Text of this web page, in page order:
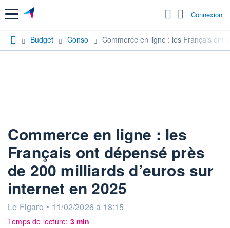
Menu Connexion
Budget Conso Commerce en ligne : les Français ont
Commerce en ligne : les
Français ont dépensé près
de 200 milliards d’euros sur
internet en 2025
information fournie par
Le Figaro • 11/02/2026 à 18:15
Temps de lecture: 3 min